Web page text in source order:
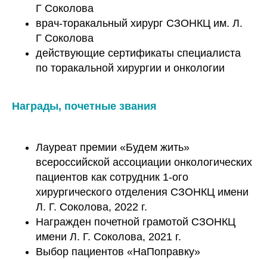
Г Соколова
врач-торакальный хирург СЗОНКЦ им. Л.
Г Соколова
действующие сертификаты специалиста
по торакальной хирургии и онкологии
Награды, почетные звания
Лауреат премии «Будем жить»
всероссийской ассоциации онкологических
пациентов как сотрудник 1-ого
хирургического отделения СЗОНКЦ имени
Л. Г. Соколова, 2022 г.
Награжден почетной грамотой СЗОНКЦ
имени Л. Г. Соколова, 2021 г.
Выбор пациентов «НаПоправку»